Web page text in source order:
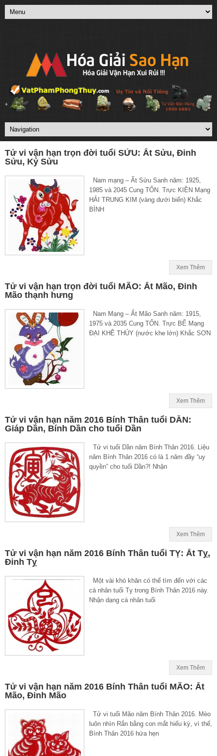
Tử vi vận hạn trọn đời tuổi SỬU: Ất Sửu, Đinh
Sửu, Kỷ Sửu
Nam mạng – Ất Sửu Sanh năm: 1925,
1985 và 2045 Cung TỐN. Trực KIÊN Mạng
HẢI TRUNG KIM (vàng dưới biển) Khắc
BÌNH
Xem Thêm
Tử vi vận hạn trọn đời tuổi MÃO: Ất Mão, Đinh
Mão thạnh hưng
Nam Mạng – Ất Mão Sanh năm: 1915,
1975 và 2035 Cung TỐN. Trực BẾ Mạng
ĐẠI KHÊ THỦY (nước khe lớn) Khắc SƠN
Xem Thêm
Tử vi vận hạn năm 2016 Bính Thân tuổi DẦN:
Giáp Dần, Bính Dần cho tuổi Dần
Tử vi tuổi Dần năm Bính Thân 2016. Liệu
năm Bính Thân 2016 có là 1 năm đầy “uy
quyền” cho tuổi Dần?! Nhận
Xem Thêm
Tử vi vận hạn năm 2016 Bính Thân tuổi TỴ: Ất Tỵ,
Đinh Tỵ
Một vài khó khăn có thể tìm đến với các
cá nhân tuổi Tỵ trong Bính Thân 2016 này.
Nhận dạng cá nhân tuổi
Xem Thêm
Tử vi vận hạn năm 2016 Bính Thân tuổi MÃO: Ất
Mão, Đinh Mão
Tử vi tuổi Mão năm Bính Thân 2016. Mèo
luôn nhìn Rắn bằng con mắt hiếu kỳ, vì thế,
Bính Thân 2016 hứa hẹn